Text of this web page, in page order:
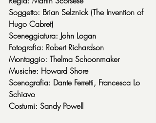
Soggetto: Brian Selznick (The Invention of
Hugo Cabret)
Sceneggiatura: John Logan
Fotografia: Robert Richardson
Montaggio: Thelma Schoonmaker
Musiche: Howard Shore
Scenografia: Dante Ferretti, Francesca Lo
Schiavo
Costumi: Sandy Powell